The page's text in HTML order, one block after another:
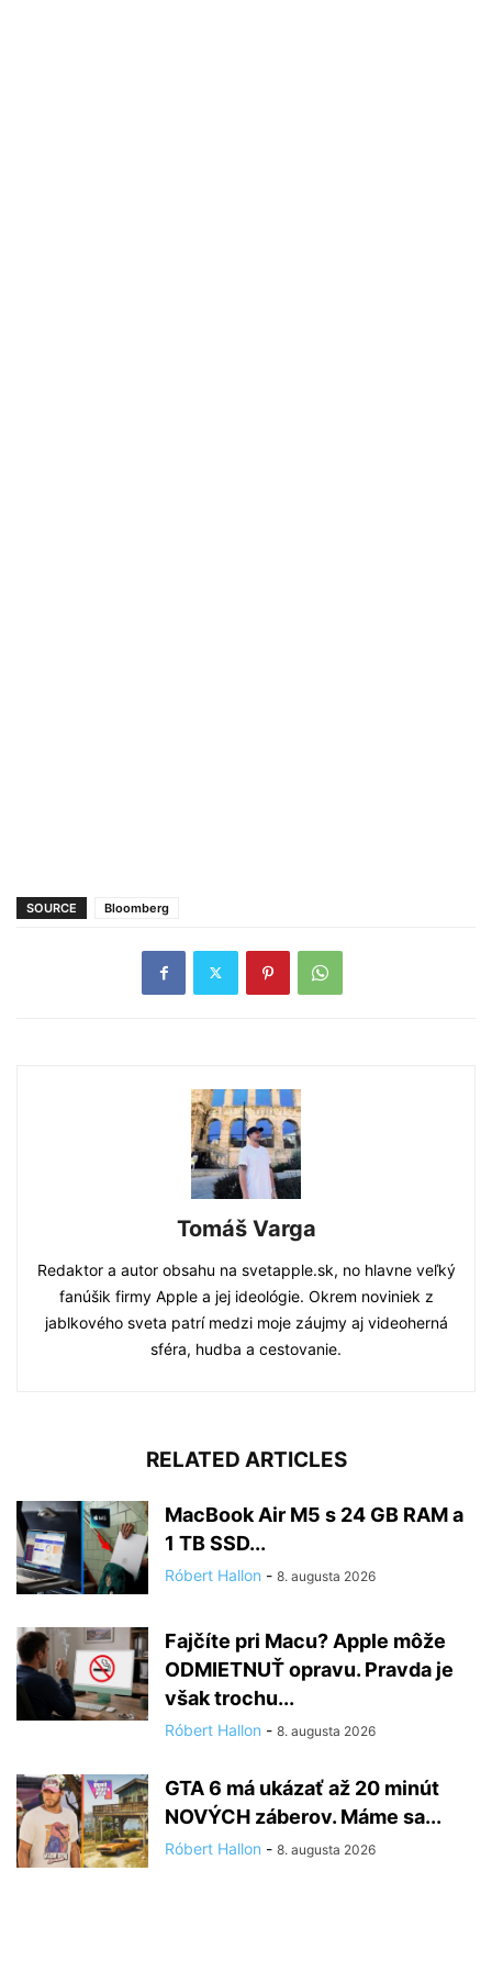
SOURCE Bloomberg
Tomáš Varga
Redaktor a autor obsahu na svetapple.sk, no hlavne veľký
fanúšik firmy Apple a jej ideológie. Okrem noviniek z
jablkového sveta patrí medzi moje záujmy aj videoherná
sféra, hudba a cestovanie.
RELATED ARTICLES
MacBook Air M5 s 24 GB RAM a
1 TB SSD...
Róbert Hallon - 8. augusta 2026
Fajčíte pri Macu? Apple môže
ODMIETNUŤ opravu. Pravda je
však trochu...
Róbert Hallon - 8. augusta 2026
GTA 6 má ukázať až 20 minút
NOVÝCH záberov. Máme sa...
Róbert Hallon - 8. augusta 2026